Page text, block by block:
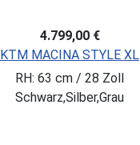
4.799,00 €
KTM MACINA STYLE XL
RH: 63 cm / 28 Zoll
Schwarz,Silber,Grau